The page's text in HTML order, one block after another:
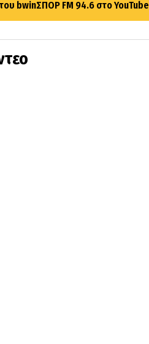
bwinΣΠΟΡ FM 94.6 στο YouTube